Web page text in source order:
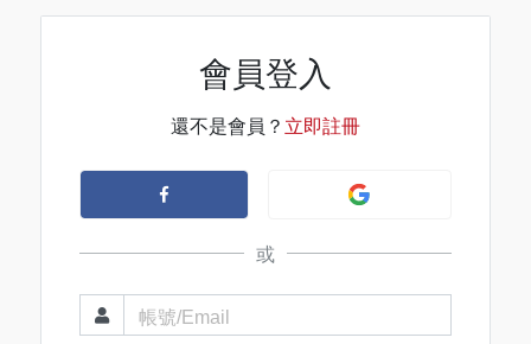
會員登入
還不是會員？ 立即註冊
或
帳號/Email